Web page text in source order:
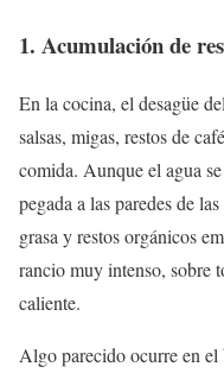
1. Acumulación de
En la cocina, el desagüe
salsas, migas, restos de
comida. Aunque el agua
pegada a las paredes de
grasa y restos orgánicos
rancio muy intenso, sobre
caliente.
Algo parecido ocurre en el